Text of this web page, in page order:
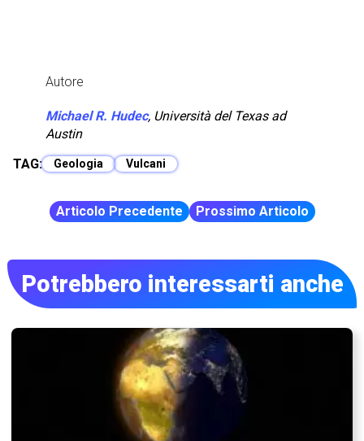
Autore
Michael R. Hudec, Università del Texas ad
Austin
TAG:
Geologia Vulcani
Articolo Precedente Prossimo Articolo
Potrebbero interessarti anche